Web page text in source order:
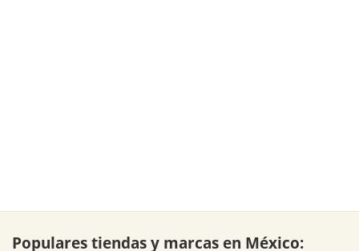
Populares tiendas y marcas en México: